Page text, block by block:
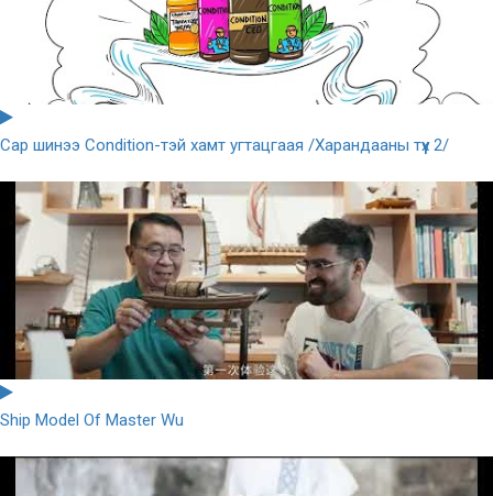
Сар шинээ Condition-тэй хамт угтацгаая /Харандааны түүх 2/
Ship Model Of Master Wu